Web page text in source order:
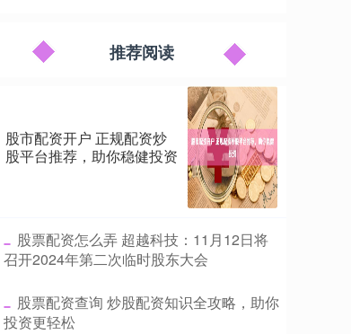
推荐阅读
股市配资开户 正规配资炒
股平台推荐，助你稳健投资
​股票配资怎么弄 超越科技：11月12日将
召开2024年第二次临时股东大会
​股票配资查询 炒股配资知识全攻略，助你
投资更轻松